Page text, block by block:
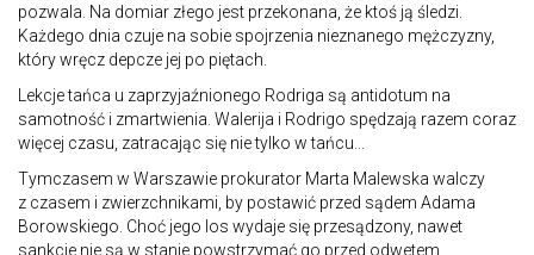
pozwala. Na domiar złego jest przekonana, że ktoś ją śledzi.
Każdego dnia czuje na sobie spojrzenia nieznanego mężczyzny,
który wręcz depcze jej po piętach.
Lekcje tańca u zaprzyjaźnionego Rodriga są antidotum na
samotność i zmartwienia. Walerija i Rodrigo spędzają razem coraz
więcej czasu, zatracając się nie tylko w tańcu...
Tymczasem w Warszawie prokurator Marta Malewska walczy
z czasem i zwierzchnikami, by postawić przed sądem Adama
Borowskiego. Choć jego los wydaje się przesądzony, nawet
sankcje nie są w stanie powstrzymać go przed odwetem